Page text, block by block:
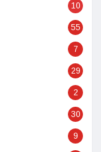
10
55
7
29
2
30
9